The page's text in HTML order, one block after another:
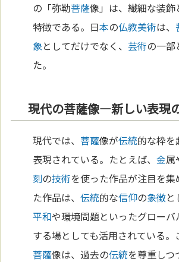
の「弥勒菩薩像」は、繊細な装
特徴である。日本の仏教美術は、
象としてだけでなく、芸術の一部
た。
現代の菩薩像—新しい表現
現代では、菩薩像が伝統的な枠を
表現されている。たとえば、金属
刻の技術を使った作品が注目を
た作品は、伝統的な信仰の象徴と
平和や環境問題といったグロー
する場としても活用されている
菩薩像は、過去の伝統を尊重しつ